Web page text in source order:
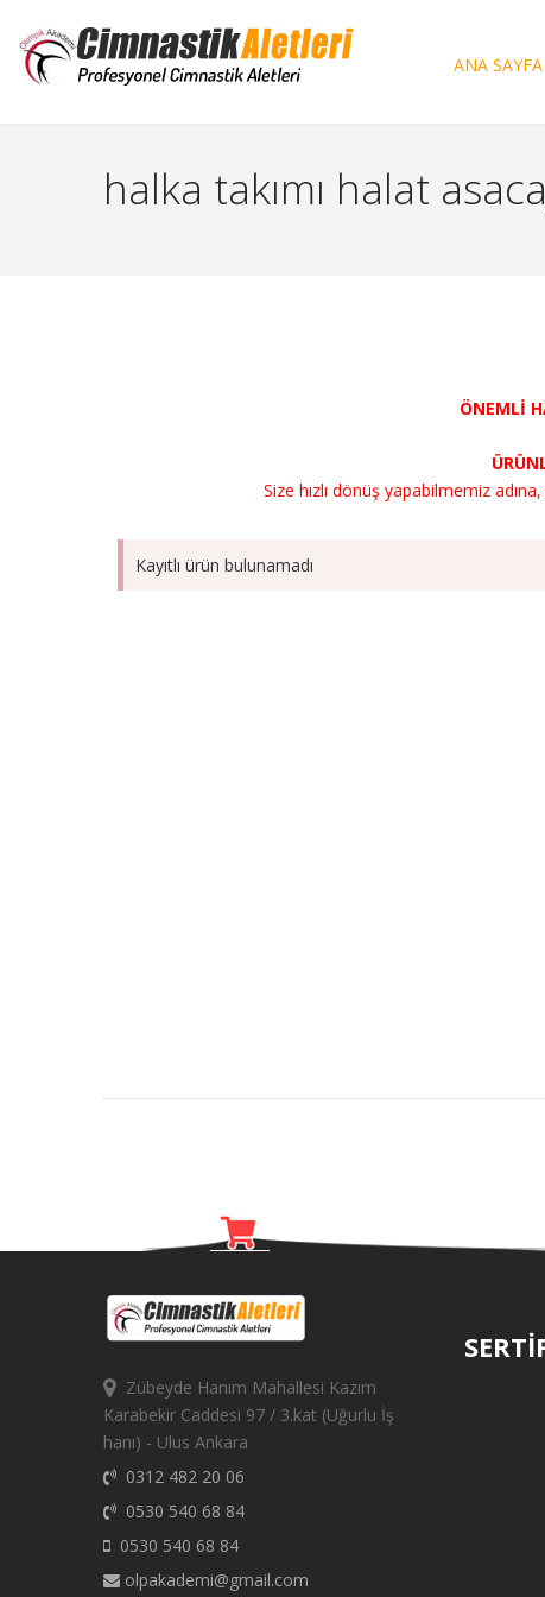
ANA SAYFA
halka takımı halat
ÖNEMLİ
Size hızlı dönüş yapabilmemiz
Kayıtlı ürün bulunamadı
Zübeyde Hanım Mahallesi Kazım
Karabekir Caddesi 97 / 3.kat (Uğurlu İş
hanı) - Ulus Ankara
0312 482 20 06
0530 540 68 84
0530 540 68 84
olpakademi@gmail.com